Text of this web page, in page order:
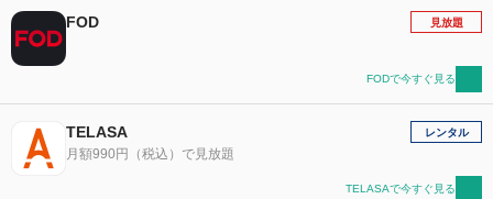
FOD 見放題
FODで今すぐ見る
TELASA
月額990円（税込）で見放題
レンタル
TELASAで今すぐ見る